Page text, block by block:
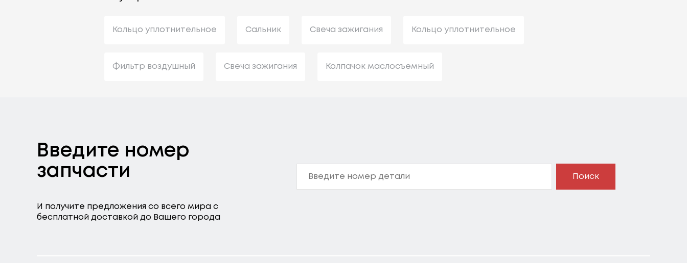
Кольцо уплотнительное Сальник Свеча зажигания Кольцо уплотнительное
Фильтр воздушный Свеча зажигания Колпачок маслосъемный
Введите номер
запчасти
И получите предложения со всего мира с
бесплатной доставкой до Вашего города
Поиск